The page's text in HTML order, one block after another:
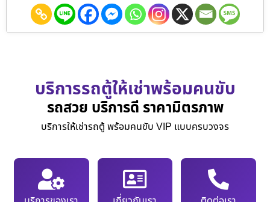
บริการรถตู้ให้เช่าพร้อมคนขับ
รถสวย บริการดี ราคามิตรภาพ
บริการให้เช่ารถตู้ พร้อมคนขับ VIP แบบครบวงจร